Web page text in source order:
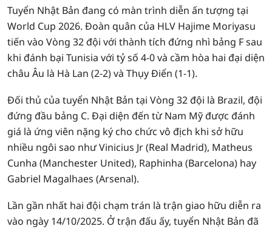
Tuyển Nhật Bản đang có màn trình diễn ấn tượng tại
World Cup 2026. Đoàn quân của HLV Hajime Moriyasu
tiến vào Vòng 32 đội với thành tích đứng nhì bảng F sau
khi đánh bại Tunisia với tỷ số 4-0 và cầm hòa hai đại diện
châu Âu là Hà Lan (2-2) và Thụy Điển (1-1).
Đối thủ của tuyển Nhật Bản tại Vòng 32 đội là Brazil, đội
đứng đầu bảng C. Đại diện đến từ Nam Mỹ được đánh
giá là ứng viên nặng ký cho chức vô địch khi sở hữu
nhiều ngôi sao như Vinicius Jr (Real Madrid), Matheus
Cunha (Manchester United), Raphinha (Barcelona) hay
Gabriel Magalhaes (Arsenal).
Lần gần nhất hai đội chạm trán là trận giao hữu diễn ra
vào ngày 14/10/2025. Ở trận đấu ấy, tuyển Nhật Bản đã